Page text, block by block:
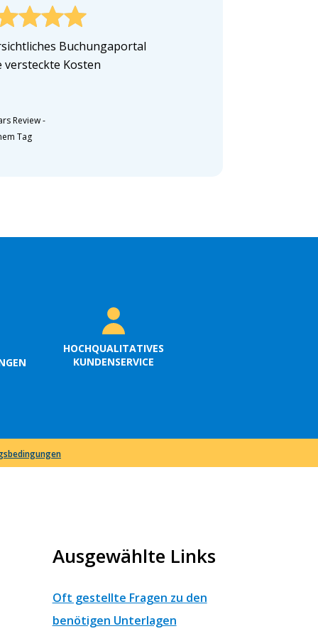
Buchungaportal
versteckte Kosten
Review-
Tag
HOCHQUALITATIVES
KUNDENSERVICE
Ausgewählte Links
Oft gestellte Fragen zu den
benötigen Unterlagen